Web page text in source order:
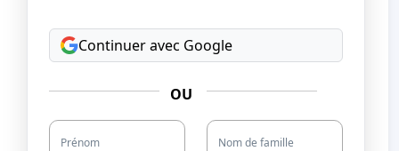
Continuer avec Google
OU
Prénom Nom de famille